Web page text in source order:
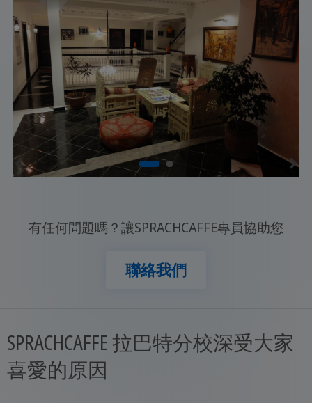
有任何問題嗎？讓SPRACHCAFFE專員協助您
聯絡我們
SPRACHCAFFE 拉巴特分校深受大家
喜愛的原因